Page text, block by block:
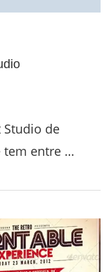
Studio de
tem entre …